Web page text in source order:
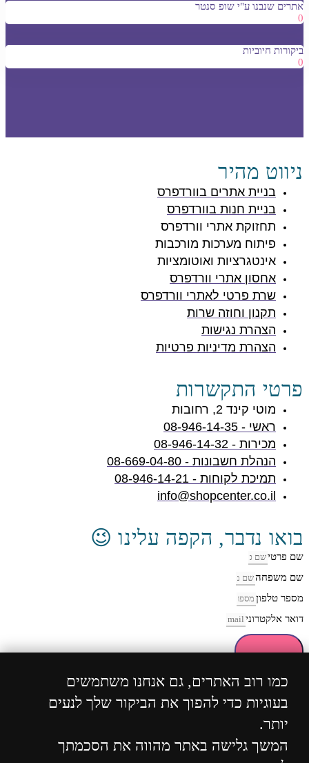
כמו רוב האתרים, גם אנחנו משתמשים
בעוגיות כדי להפוך את הביקור שלך לנעים
יותר.
המשך גלישה באתר מהווה את הסכמתך
אתרים שנבנו ע"י שופ סנטר
0
ביקורות חיוביות
0
ניווט מהיר
בניית אתרים בוורדפרס
בניית חנות בוורדפרס
תחזוקת אתרי וורדפרס
פיתוח מערכות מורכבות
אינטגרציות ואוטומציות
אחסון אתרי וורדפרס
שרת פרטי לאתרי וורדפרס
תקנון וחוזה שרות
הצהרת נגישות
הצהרת מדיניות פרטיות
פרטי התקשרות
מוטי קינד 2, רחובות
ראשי - 08-946-14-35
מכירות - 08-946-14-32
הנהלת חשבונות - 08-669-04-80
תמיכת לקוחות - 08-946-14-21
info@shopcenter.co.il
בואו נדבר, הקפה עלינו 😉
שם פרטי
שם משפחה
מספר טלפון
דואר אלקטרוני
כל הזכויות שמורות 2004 - 2024 © ShopCenter